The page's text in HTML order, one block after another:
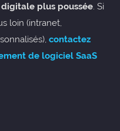
plus poussée . Si
loin (intranet,
contactez
de logiciel SaaS